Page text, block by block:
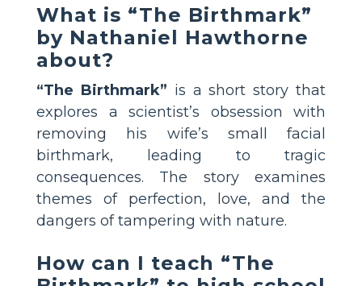
What is “The Birthmark”
by Nathaniel Hawthorne
about?
“The Birthmark” is a short story that
explores a scientist’s obsession with
removing his wife’s small facial
birthmark, leading to tragic
consequences. The story examines
themes of perfection, love, and the
dangers of tampering with nature.
How can I teach “The